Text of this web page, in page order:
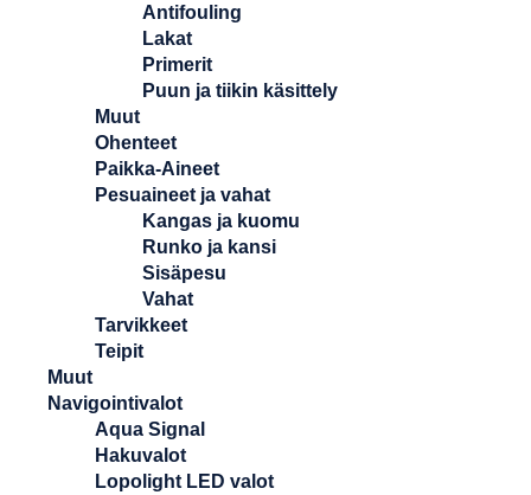
Antifouling
Lakat
Primerit
Puun ja tiikin käsittely
Muut
Ohenteet
Paikka-Aineet
Pesuaineet ja vahat
Kangas ja kuomu
Runko ja kansi
Sisäpesu
Vahat
Tarvikkeet
Teipit
Muut
Navigointivalot
Aqua Signal
Hakuvalot
Lopolight LED valot